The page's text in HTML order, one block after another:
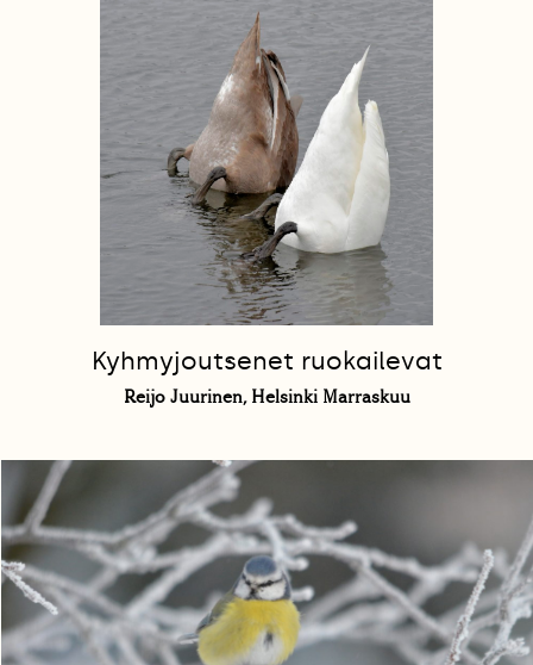
Kyhmyjoutsenet ruokailevat
Reijo Juurinen, Helsinki Marraskuu